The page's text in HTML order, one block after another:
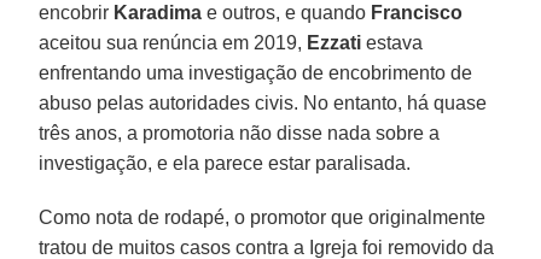
encobrir Karadima e outros, e quando Francisco
aceitou sua renúncia em 2019, Ezzati estava
enfrentando uma investigação de encobrimento de
abuso pelas autoridades civis. No entanto, há quase
três anos, a promotoria não disse nada sobre a
investigação, e ela parece estar paralisada.
Como nota de rodapé, o promotor que originalmente
tratou de muitos casos contra a Igreja foi removido da